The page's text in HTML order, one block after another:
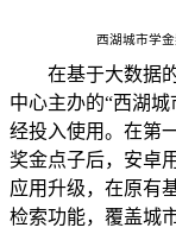
西湖城市学
在基于大数据
中心主办的“西湖
经投入使用。在第
奖金点子后，安卓
应用升级，在原有
检索功能，覆盖城